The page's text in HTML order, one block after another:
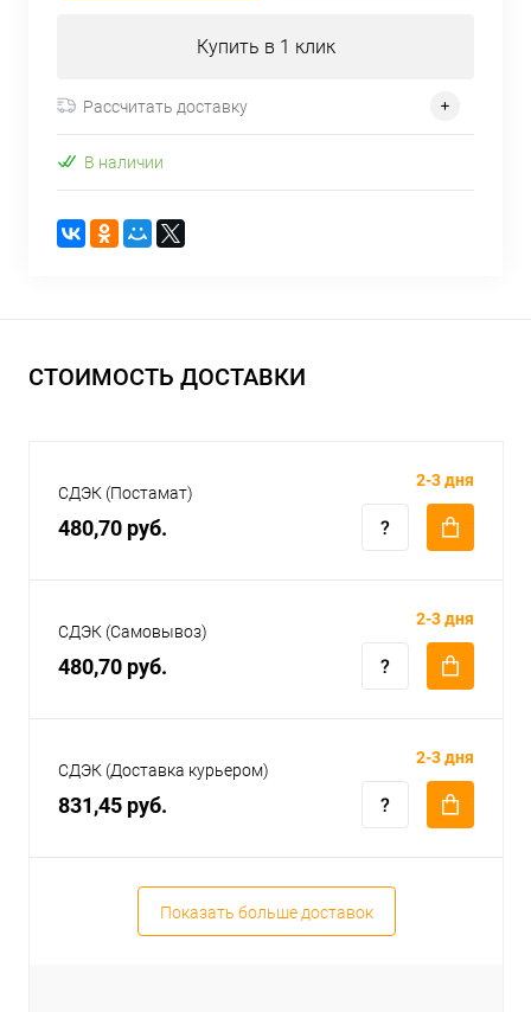
Купить в 1 клик
Рассчитать доставку
В наличии
СТОИМОСТЬ ДОСТАВКИ
СДЭК (Постамат)
480,70 руб.
2-3 дня
СДЭК (Самовывоз)
480,70 руб.
2-3 дня
СДЭК (Доставка курьером)
831,45 руб.
2-3 дня
Показать больше доставок